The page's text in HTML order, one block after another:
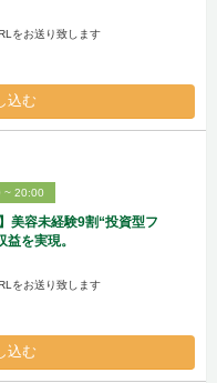
をお送り致します
込む
~ 20:00
美容未経験9割“投資型フ
を実現。
をお送り致します
込む